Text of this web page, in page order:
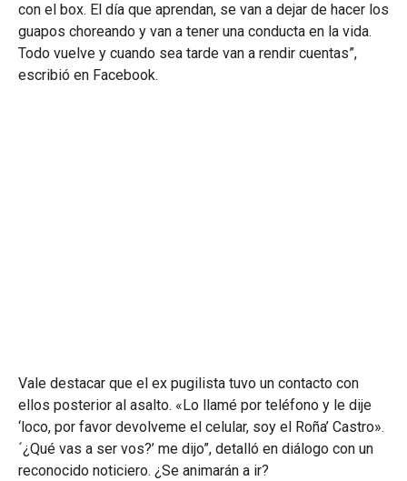
con el box. El día que aprendan, se van a dejar de hacer los
guapos choreando y van a tener una conducta en la vida.
Todo vuelve y cuando sea tarde van a rendir cuentas”,
escribió en Facebook.
Vale destacar que el ex pugilista tuvo un contacto con
ellos posterior al asalto. «Lo llamé por teléfono y le dije
‘loco, por favor devolveme el celular, soy el Roña’ Castro».
´¿Qué vas a ser vos?’ me dijo”, detalló en diálogo con un
reconocido noticiero. ¿Se animarán a ir?